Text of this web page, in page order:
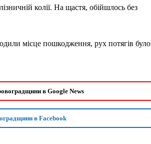
колії. На щастя, обійшлось без
місце пошкодження, рух потягів було
в Google News
в Facebook